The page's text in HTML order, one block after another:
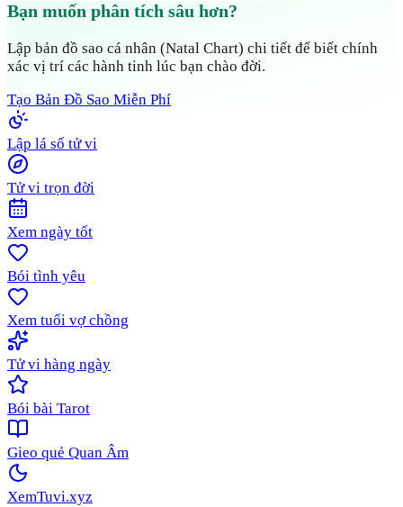
Bạn muốn phân tích sâu hơn?
Lập bản đồ sao cá nhân (Natal Chart) chi tiết để biết chính
xác vị trí các hành tinh lúc bạn chào đời.
Tạo Bản Đồ Sao Miễn Phí
Lập lá số tử vi
Tử vi trọn đời
Xem ngày tốt
Bói tình yêu
Xem tuổi vợ chồng
Tử vi hàng ngày
Bói bài Tarot
Gieo quẻ Quan Âm
XemTuvi.xyz